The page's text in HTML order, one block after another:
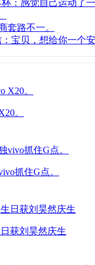
：感觉自己运动了一
套路不一。
宝贝，想给你一个安
。
抓住G点。
获刘昊然庆生